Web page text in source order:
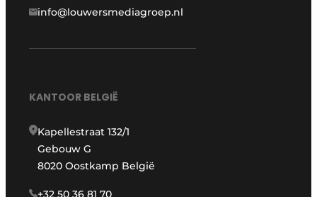
info@louwersmediagroep.nl
KANTOOR BELGIË
Kapellestraat 132/1
Gebouw G
8020 Oostkamp België
+32 50 36 81 70